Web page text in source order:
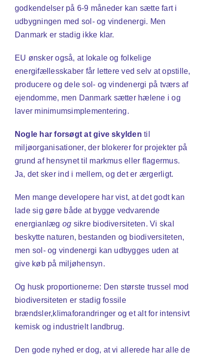
godkendelser på 6-9 måneder kan sætte fart i
udbygningen med sol- og vindenergi. Men
Danmark er stadig ikke klar.
EU ønsker også, at lokale og folkelige
energifællesskaber får lettere ved selv at opstille,
producere og dele sol- og vindenergi på tværs af
ejendomme, men Danmark sætter hælene i og
laver minimumsimplementering.
Nogle har forsøgt at give skylden til
miljøorganisationer, der blokerer for projekter på
grund af hensynet til markmus eller flagermus.
Ja, det sker ind i mellem, og det er ærgerligt.
Men mange developere har vist, at det godt kan
lade sig gøre både at bygge vedvarende
energianlæg og sikre biodiversiteten. Vi skal
beskytte naturen, bestanden og biodiversiteten,
men sol- og vindenergi kan udbygges uden at
give køb på miljøhensyn.
Og husk proportionerne: Den største trussel mod
biodiversiteten er stadig fossile
brændsler,klimaforandringer og et alt for intensivt
kemisk og industrielt landbrug.
Den gode nyhed er dog, at vi allerede har alle de